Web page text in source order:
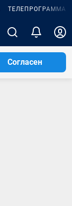
ТЕЛЕПРОГРАММА
Согласен